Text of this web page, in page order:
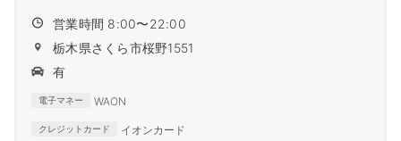
営業時間 8:00〜22:00
栃木県さくら市桜野1551
有
電子マネー WAON
クレジットカード イオンカード